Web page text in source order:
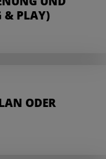
& PLAY)
ODER